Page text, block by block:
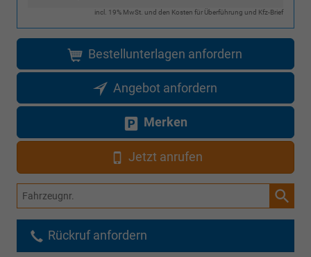
incl. 19% MwSt. und den Kosten für Überführung und Kfz-Brief
Bestellunterlagen anfordern
Angebot anfordern
Merken
Jetzt anrufen
Fahrzeugnr.
Rückruf anfordern